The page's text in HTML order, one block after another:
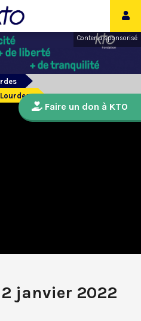
Contenu sponsorisé
janvier 2022
Faire un don à KTO